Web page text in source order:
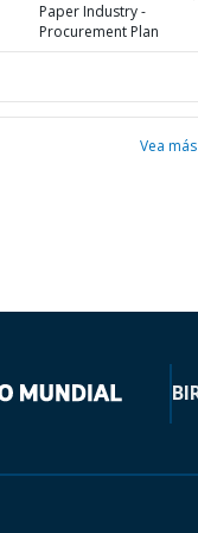
Paper Industry -
Procurement Plan
Vea más